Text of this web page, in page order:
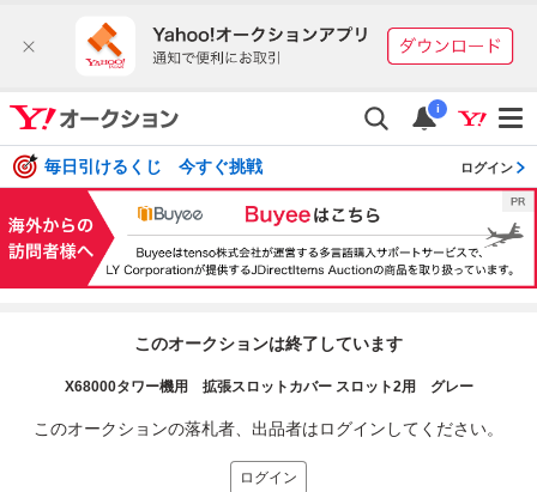
i
毎日引けるくじ 今すぐ挑戦 ログイン
このオークションは終了しています
X68000タワー機用 拡張スロットカバー スロット2用 グレー
このオークションの落札者、出品者はログインしてください。
ログイン